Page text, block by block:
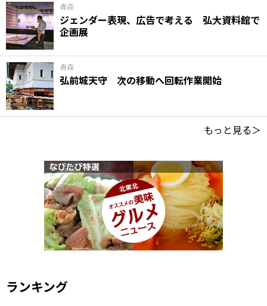
青森
ジェンダー表現、広告で考える 弘大資料館で
企画展
青森
弘前城天守 次の移動へ回転作業開始
もっと見る＞
ランキング